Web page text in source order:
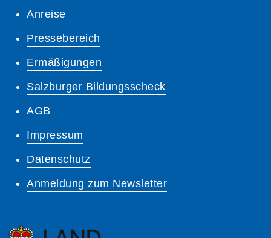
Anreise
Pressebereich
Ermäßigungen
Salzburger Bildungsscheck
AGB
Impressum
Datenschutz
Anmeldung zum Newsletter